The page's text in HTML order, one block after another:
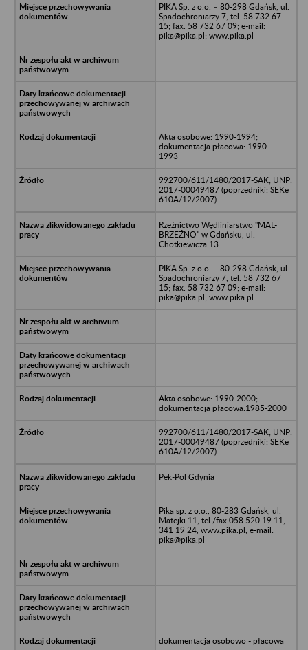
PIKA Sp. z o.o. – 80-298 Gdańsk, ul.
Spadochroniarzy 7, tel. 58 732 67
15; fax. 58 732 67 09; e-mail:
pika@pika.pl; www.pika.pl
Akta osobowe: 1990-1994;
dokumentacja płacowa: 1990 -
1993
992700/611/1480/2017-SAK; UNP:
2017-00049487 (poprzedniki: SEKe
610A/12/2007)
Rzeźnictwo Wędliniarstwo "MAL-
BRZEŹNO" w Gdańsku, ul.
Chotkiewicza 13
PIKA Sp. z o.o. – 80-298 Gdańsk, ul.
Spadochroniarzy 7, tel. 58 732 67
15; fax. 58 732 67 09; e-mail:
pika@pika.pl; www.pika.pl
Akta osobowe: 1990-2000;
dokumentacja płacowa:1985-2000
992700/611/1480/2017-SAK; UNP:
2017-00049487 (poprzedniki: SEKe
610A/12/2007)
Pek-Pol Gdynia
Pika sp. z o.o., 80-283 Gdańsk, ul.
Matejki 11, tel./fax 058 520 19 11,
341 19 24, www.pika.pl, e-mail:
pika@pika.pl
dokumentacja osobowo - płacowa